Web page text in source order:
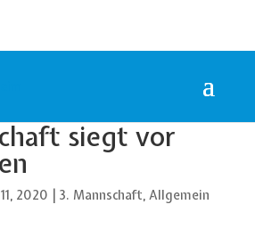
siegt vor
2020 3. Mannschaft, Allgemein